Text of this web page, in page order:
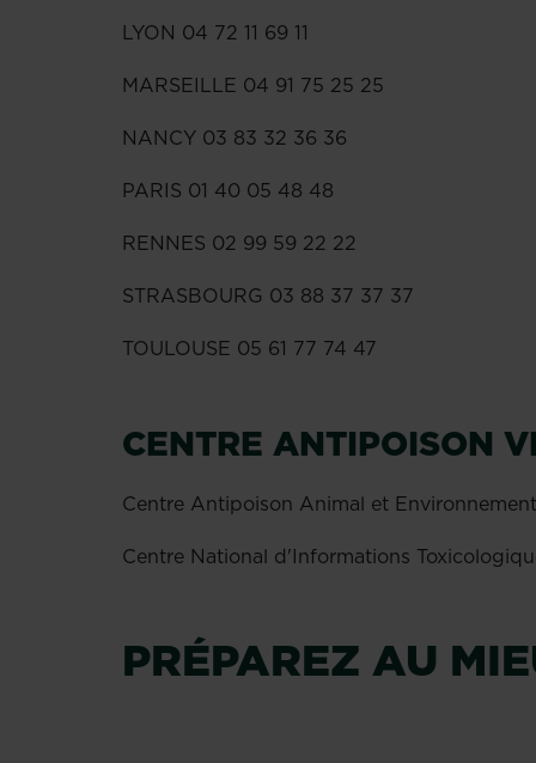
LYON 04 72 11 69 11
MARSEILLE 04 91 75 25 25
NANCY 03 83 32 36 36
PARIS 01 40 05 48 48
RENNES 02 99 59 22 22
STRASBOURG 03 88 37 37 37
TOULOUSE 05 61 77 74 47
CENTRE ANTIPOISON
Centre Antipoison Animal et
Centre National d'Informations
PRÉPAREZ AU